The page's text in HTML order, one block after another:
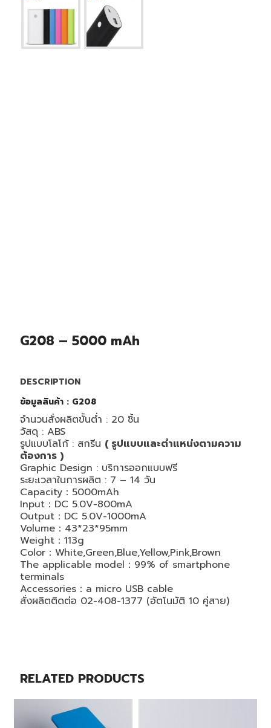
G208 – 5000 mAh
DESCRIPTION
ข้อมูลสินค้า : G208
จำนวนสั่งผลิตขั้นต่ำ : 20 ชิ้น
วัสดุ : ABS
รูปแบบโลโก้ : สกรีน ( รูปแบบและตำแหน่งตามความ
ต้องการ )
Graphic Design : บริการออกแบบฟรี
ระยะเวลาในการผลิต : 7 – 14 วัน
Capacity：5000mAh
Input：DC 5.0V-800mA
Output：DC 5.0V-1000mA
Volume：43*23*95mm
Weight：113g
Color：White,Green,Blue,Yellow,Pink,Brown
The applicable model：99% of smartphone
terminals
Accessories：a micro USB cable
สั่งผลิตติดต่อ 02-408-1377 (อัตโนมัติ 10 คู่สาย)
RELATED PRODUCTS